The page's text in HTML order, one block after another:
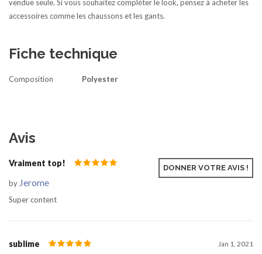
vendue seule. Si vous souhaitez compléter le look, pensez à acheter les
accessoires comme les chaussons et les gants.
Fiche technique
Composition Polyester
Avis
Vraiment top! Mar 11, 2021
by Jerome
Super content
sublime Jan 1, 2021
DONNER VOTRE AVIS !